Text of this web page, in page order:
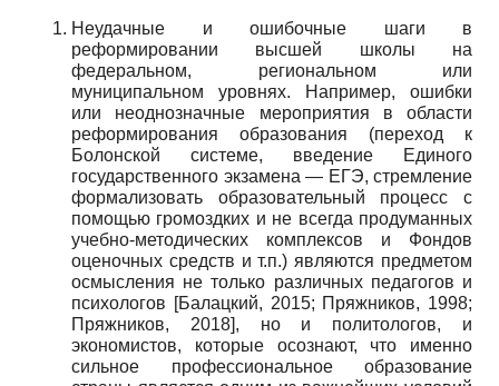
Неудачные и ошибочные шаги в
реформировании высшей школы на
федеральном, региональном или
муниципальном уровнях. Например, ошибки
или неоднозначные мероприятия в области
реформирования образования (переход к
Болонской системе, введение Единого
государственного экзамена — ЕГЭ, стремление
формализовать образовательный процесс с
помощью громоздких и не всегда продуманных
учебно-методических комплексов и Фондов
оценочных средств и т.п.) являются предметом
осмысления не только различных педагогов и
психологов [Балацкий, 2015; Пряжников, 1998;
Пряжников, 2018], но и политологов, и
экономистов, которые осознают, что именно
сильное профессиональное образование